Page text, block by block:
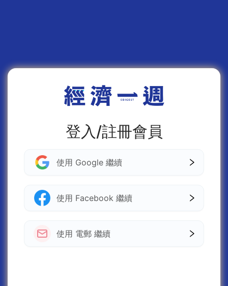
登入/註冊會員
使用 Google 繼續
使用 Facebook 繼續
使用 電郵 繼續